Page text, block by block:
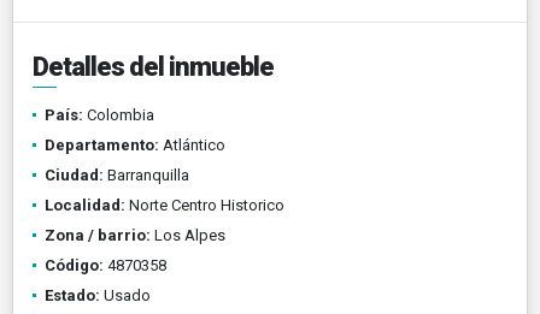
Detalles del inmueble
País: Colombia
Departamento: Atlántico
Ciudad: Barranquilla
Localidad: Norte Centro Historico
Zona / barrio: Los Alpes
Código: 4870358
Estado: Usado